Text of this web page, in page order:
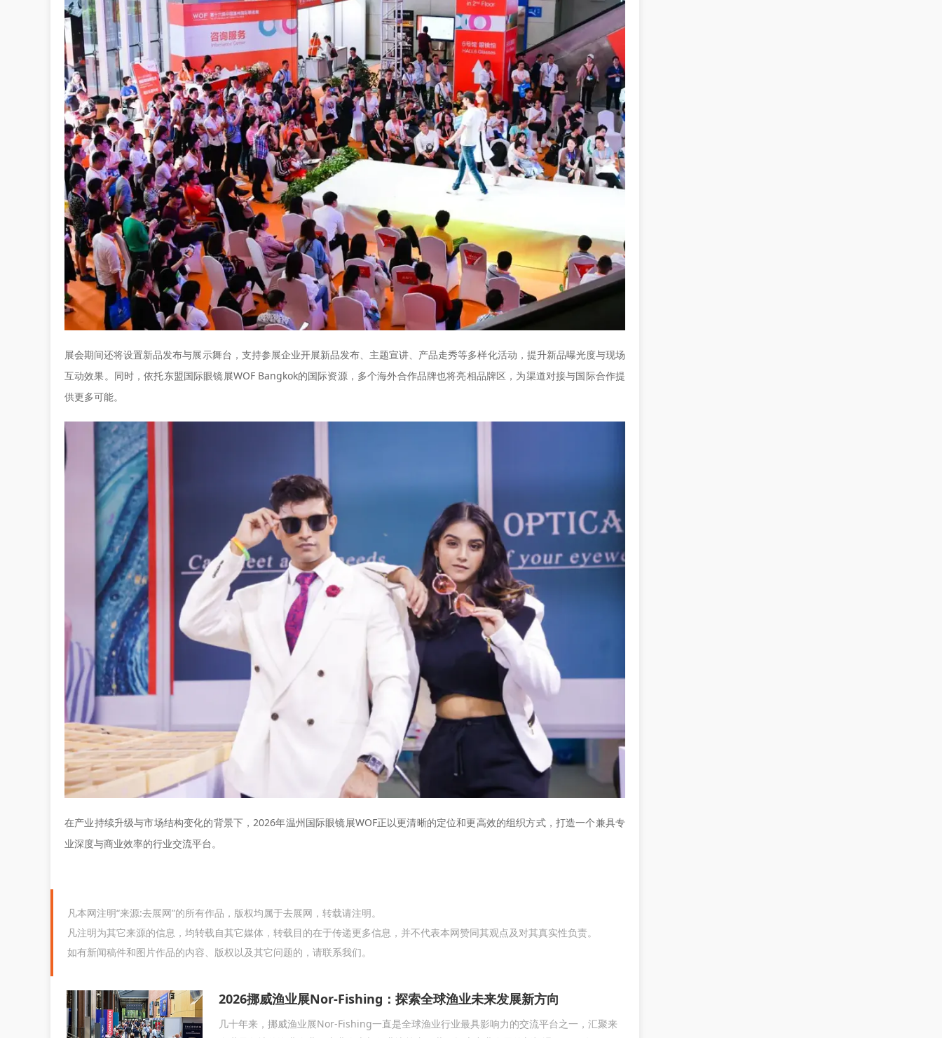
展会期间还将设置新品发布与展示舞台，支持参展企业开展新品发布、主题宣讲、产品走秀等多样化活动，提升新品曝光度与现场
互动效果。同时，依托东盟国际眼镜展WOF Bangkok的国际资源，多个海外合作品牌也将亮相品牌区，为渠道对接与国际合作提
供更多可能。
在产业持续升级与市场结构变化的背景下，2026年温州国际眼镜展WOF正以更清晰的定位和更高效的组织方式，打造一个兼具专
业深度与商业效率的行业交流平台。
凡本网注明“来源:去展网”的所有作品，版权均属于去展网，转载请注明。
凡注明为其它来源的信息，均转载自其它媒体，转载目的在于传递更多信息，并不代表本网赞同其观点及对其真实性负责。
如有新闻稿件和图片作品的内容、版权以及其它问题的，请联系我们。
2026挪威渔业展Nor-Fishing：探索全球渔业未来发展新方向
几十年来，挪威渔业展Nor-Fishing一直是全球渔业行业最具影响力的交流平台之一，汇聚来